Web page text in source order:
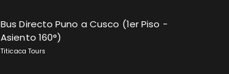
Bus Directo Puno a Cusco (1er Piso -
Asiento 160°)
Titicaca Tours